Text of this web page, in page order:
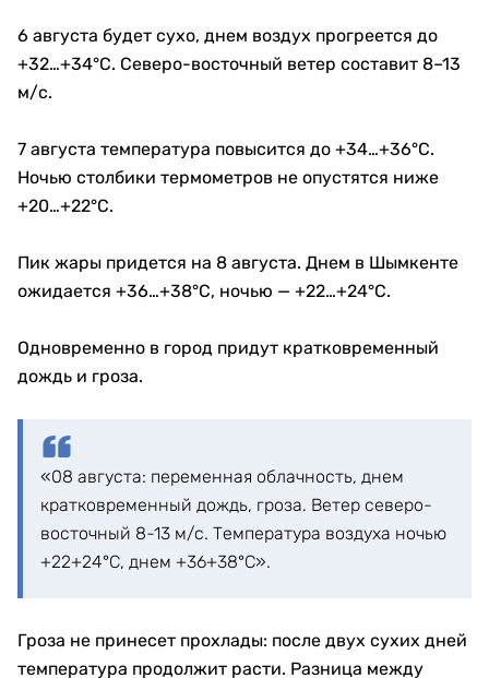
6 августа будет сухо, днем воздух прогреется до
+32…+34°C. Северо-восточный ветер составит 8–13
м/с.
7 августа температура повысится до +34…+36°C.
Ночью столбики термометров не опустятся ниже
+20…+22°C.
Пик жары придется на 8 августа. Днем в Шымкенте
ожидается +36…+38°C, ночью — +22…+24°C.
Одновременно в город придут кратковременный
дождь и гроза.
«08 августа: переменная облачность, днем
кратковременный дождь, гроза. Ветер северо-
восточный 8-13 м/с. Температура воздуха ночью
+22+24°С, днем +36+38°С».
Гроза не принесет прохлады: после двух сухих дней
температура продолжит расти. Разница между